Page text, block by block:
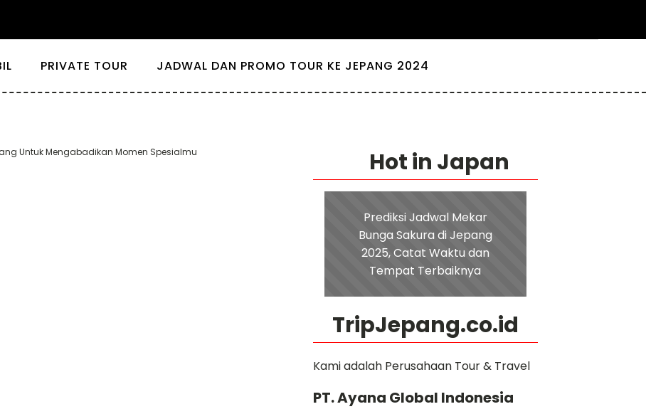
PRIVATE TOUR JADWAL DAN PROMO TOUR KE JEPANG 2024
Untuk Mengabadikan Momen Spesialmu Hot in Japan
Prediksi Jadwal Mekar
Bunga Sakura di Jepang
2025, Catat Waktu dan
Tempat Terbaiknya
TripJepang.co.id
Kami adalah Perusahaan Tour & Travel
PT. Ayana Global Indonesia